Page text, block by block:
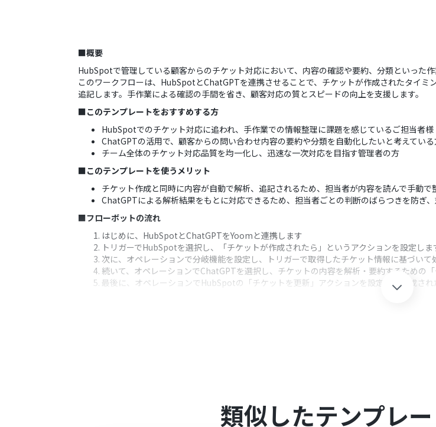
■概要
HubSpotで管理している顧客からのチケット対応において、内容の確認や要約、分類といった
このワークフローは、HubSpotとChatGPTを連携させることで、チケットが作成されたタイ
追記します。手作業による確認の手間を省き、顧客対応の質とスピードの向上を支援します。
■このテンプレートをおすすめする方
HubSpotでのチケット対応に追われ、手作業での情報整理に課題を感じているご担当者様
ChatGPTの活用で、顧客からの問い合わせ内容の要約や分類を自動化したいと考えてい
チーム全体のチケット対応品質を均一化し、迅速な一次対応を目指す管理者の方
■このテンプレートを使うメリット
チケット作成と同時に内容が自動で解析、追記されるため、担当者が内容を読んで手動
ChatGPTによる解析結果をもとに対応できるため、担当者ごとの判断のばらつきを防ぎ
■フローボットの流れ
はじめに、HubSpotとChatGPTをYoomと連携します
トリガーでHubSpotを選択し、「チケットが作成されたら」というアクションを設定しま
次に、オペレーションで分岐機能を設定し、トリガーで取得したチケット情報に基づいて
続いて、オペレーションでChatGPTを選択し、チケットの内容を解析・要約するための
最後に、オペレーションでHubSpotの「チケットを更新」アクションを設定し、生成さ
HubSpot、ChatGPTのそれぞれとYoomを連携してください。
類似したテンプレ